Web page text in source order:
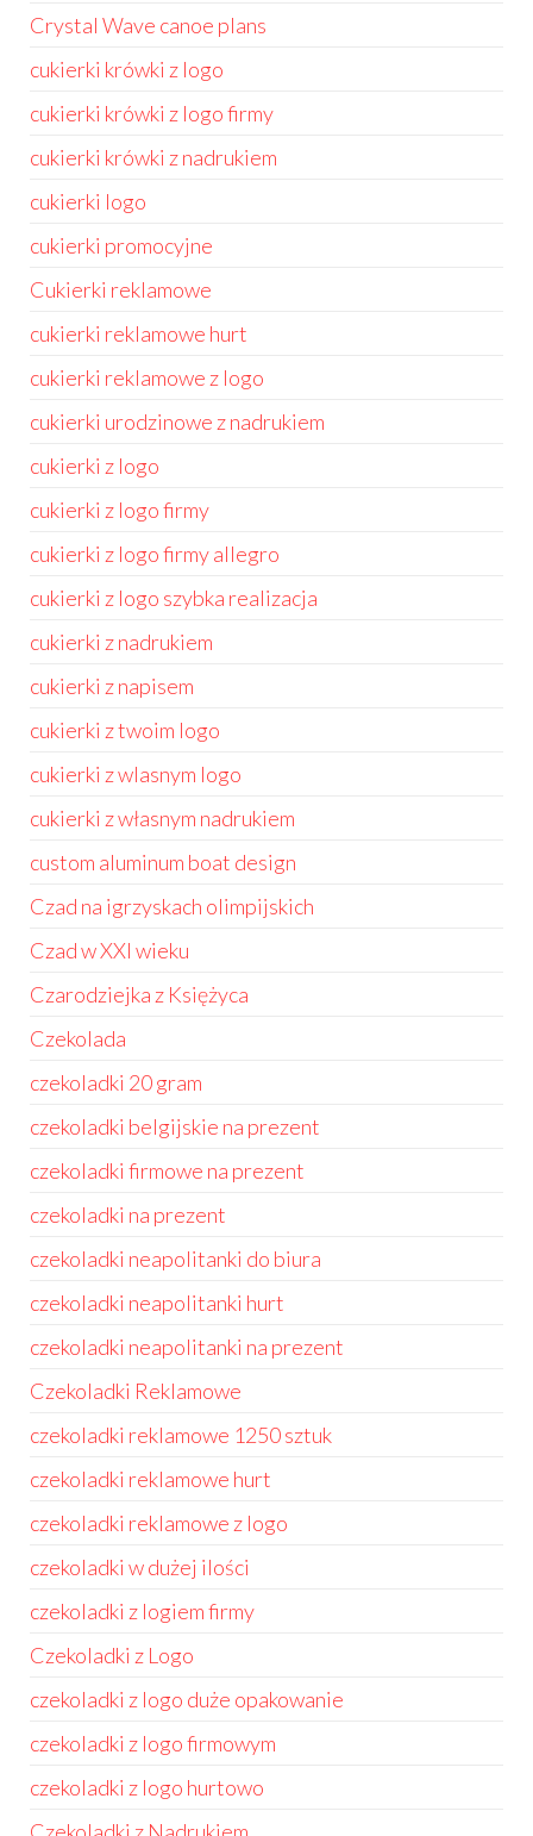
Crystal Wave canoe plans
cukierki krówki z logo
cukierki krówki z logo firmy
cukierki krówki z nadrukiem
cukierki logo
cukierki promocyjne
Cukierki reklamowe
cukierki reklamowe hurt
cukierki reklamowe z logo
cukierki urodzinowe z nadrukiem
cukierki z logo
cukierki z logo firmy
cukierki z logo firmy allegro
cukierki z logo szybka realizacja
cukierki z nadrukiem
cukierki z napisem
cukierki z twoim logo
cukierki z wlasnym logo
cukierki z własnym nadrukiem
custom aluminum boat design
Czad na igrzyskach olimpijskich
Czad w XXI wieku
Czarodziejka z Księżyca
Czekolada
czekoladki 20 gram
czekoladki belgijskie na prezent
czekoladki firmowe na prezent
czekoladki na prezent
czekoladki neapolitanki do biura
czekoladki neapolitanki hurt
czekoladki neapolitanki na prezent
Czekoladki Reklamowe
czekoladki reklamowe 1250 sztuk
czekoladki reklamowe hurt
czekoladki reklamowe z logo
czekoladki w dużej ilości
czekoladki z logiem firmy
Czekoladki z Logo
czekoladki z logo duże opakowanie
czekoladki z logo firmowym
czekoladki z logo hurtowo